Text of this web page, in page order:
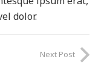
dolor.
Next Post